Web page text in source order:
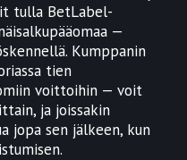
tulla BetLabel-
—
Kumppanin
tien
voittoihin — voit
ja joissakin
jopa sen jälkeen, kun